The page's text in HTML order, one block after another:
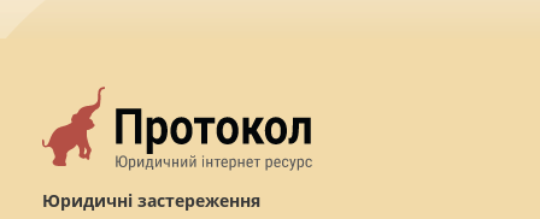
Юридичні застереження